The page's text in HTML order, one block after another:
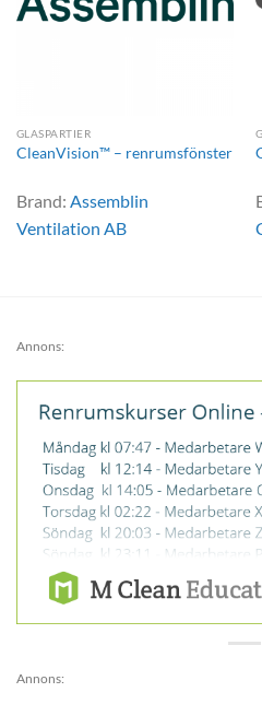
GLASPARTIER
CleanVision™ – renrumsfönster
Brand: Assemblin
Ventilation AB
Annons:
Annons: